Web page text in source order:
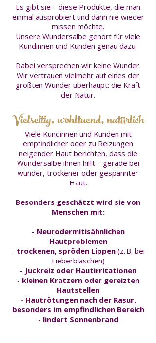
Es gibt sie – diese Produkte, die man
einmal ausprobiert und dann nie wieder
missen möchte.
Unsere Wundersalbe gehört für viele
Kundinnen und Kunden genau dazu.
Dabei versprechen wir keine Wunder.
Wir vertrauen vielmehr auf eines der
größten Wunder überhaupt: die Kraft
der Natur.
Vielseitig, wohltuend, natürlich
Viele Kundinnen und Kunden mit
empfindlicher oder zu Reizungen
neigender Haut berichten, dass die
Wundersalbe ihnen hilft – gerade bei
wunder, trockener oder gespannter
Haut.
Besonders geschätzt wird sie von
Menschen mit:
- Neurodermitisähnlichen
Hautproblemen
- trockenen, spröden Lippen (z. B. bei
Fieberbläschen)
- Juckreiz oder Hautirritationen
- kleinen Kratzern oder gereizten
Hautstellen
- Hautrötungen nach der Rasur,
besonders im empfindlichen Bereich
- lindert Sonnenbrand